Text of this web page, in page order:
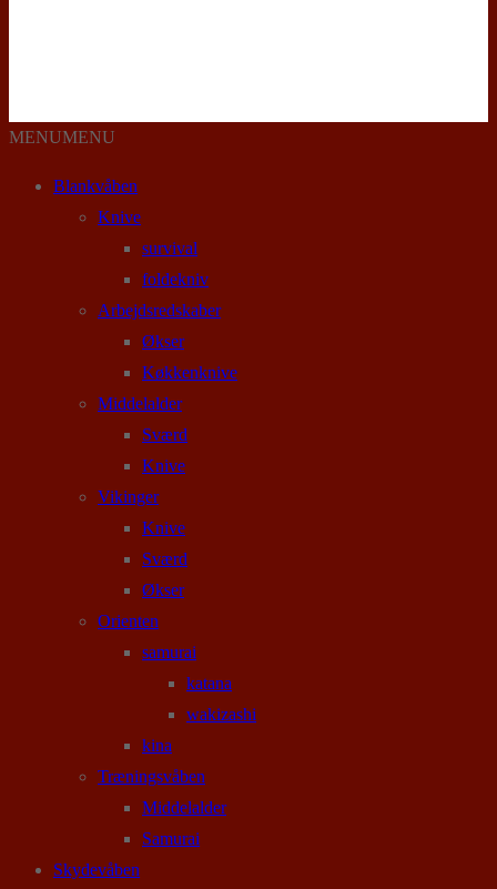
MENUMENU
Blankvåben
Knive
survival
foldekniv
Arbejdsredskaber
Økser
Køkkenknive
Middelalder
Sværd
Knive
Vikinger
Knive
Sværd
Økser
Orienten
samurai
katana
wakizashi
kina
Træningsvåben
Middelalder
Samurai
Skydevåben